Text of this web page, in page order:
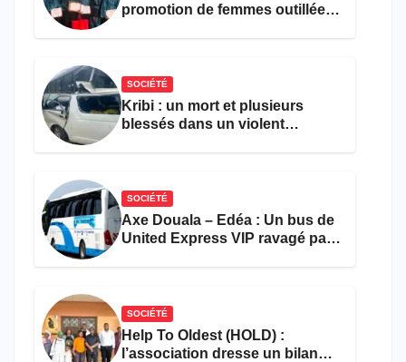
promotion de femmes outillées
SOCIÉTÉ
Kribi : un mort et plusieurs
blessés dans un violent
SOCIÉTÉ
Axe Douala – Edéa : Un bus de
United Express VIP ravagé par
SOCIÉTÉ
Help To Oldest (HOLD) :
l’association dresse un bilan